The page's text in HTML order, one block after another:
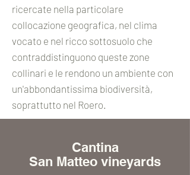
ricercate nella particolare
collocazione geografica, nel clima
vocato e nel ricco sottosuolo che
contraddistinguono queste zone
collinari e le rendono un ambiente con
un'abbondantissima biodiversità,
soprattutto nel Roero.
Cantina
San Matteo vineyards